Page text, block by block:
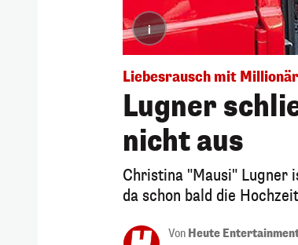
i
Liebesrausch mit Millionär
Lugner
nicht aus
Christina "Mausi" Lugner
da schon bald die
Von Heute